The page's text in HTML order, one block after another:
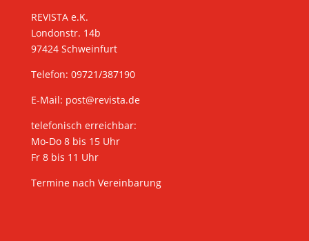
REVISTA e.K.
Londonstr. 14b
97424 Schweinfurt
Telefon: 09721/387190
E-Mail: post@revista.de
telefonisch erreichbar:
Mo-Do 8 bis 15 Uhr
Fr 8 bis 11 Uhr
Termine nach Vereinbarung